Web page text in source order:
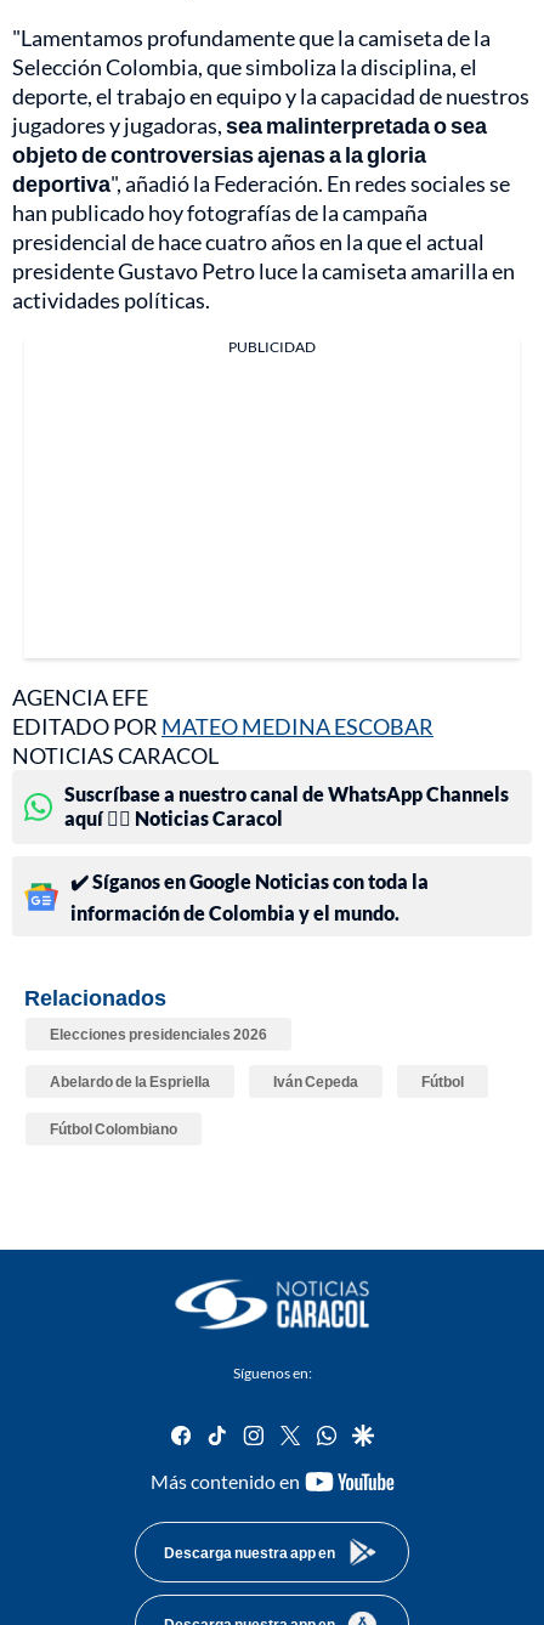
"Lamentamos profundamente que la camiseta de la
Selección Colombia, que simboliza la disciplina, el
deporte, el trabajo en equipo y la capacidad de nuestros
jugadores y jugadoras,sea malinterpretada o sea
objeto de controversias ajenas a la gloria
deportiva", añadió la Federación. En redes sociales se
han publicado hoy fotografías de la campaña
presidencial de hace cuatro años en la que el actual
presidente Gustavo Petro luce la camiseta amarilla en
actividades políticas.
PUBLICIDAD
AGENCIA EFE
EDITADO POR MATEO MEDINA ESCOBAR
NOTICIAS CARACOL
Suscríbase a nuestro canal de WhatsApp Channels
aquí 👉🏻 Noticias Caracol
✔️ Síganos en Google Noticias con toda la
información de Colombia y el mundo.
Relacionados
Elecciones presidenciales 2026
Abelardo de la Espriella Iván Cepeda Fútbol
Fútbol Colombiano
Síguenos en:
facebook
tiktok instagram
twitterwhatsapp
google
Más contenido en
youtube-
Descarga nuestra app en